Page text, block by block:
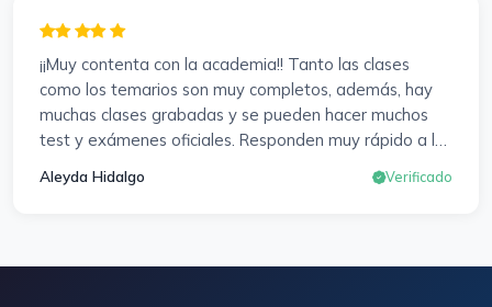
¡¡Muy contenta con la academia!! Tanto las clases
como los temarios son muy completos, además, hay
muchas clases grabadas y se pueden hacer muchos
test y exámenes oficiales. Responden muy rápido a los
correros y cada pocos días hay seminarios. Lo vuelvo a
decir, ¡¡Muy Contenta!!
Aleyda Hidalgo Verificado